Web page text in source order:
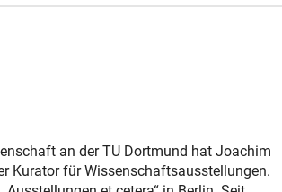
an der TU Dortmund hat Joachim
Kurator für Wissenschaftsausstellungen.